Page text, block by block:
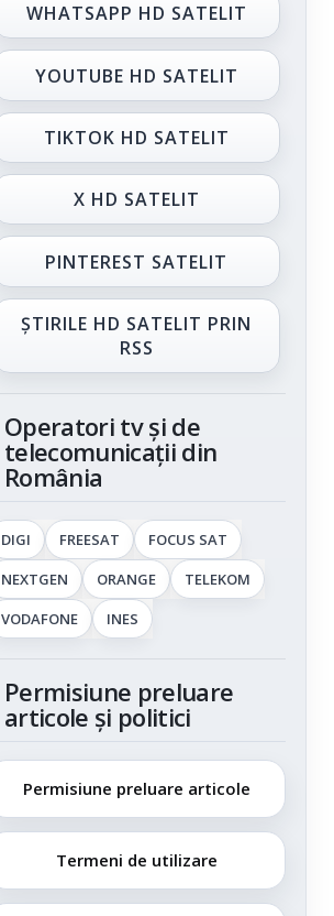
WHATSAPP HD SATELIT
YOUTUBE HD SATELIT
TIKTOK HD SATELIT
X HD SATELIT
PINTEREST SATELIT
ȘTIRILE HD SATELIT PRIN
RSS
Operatori tv și de
telecomunicații din
România
DIGI FREESAT
FOCUS SAT
NEXTGEN
ORANGE
TELEKOM
VODAFONE
INES
Permisiune preluare
articole și politici
Permisiune preluare articole
Termeni de utilizare